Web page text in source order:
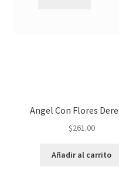
Angel Con Flores
$261.00
Añadir al carrito